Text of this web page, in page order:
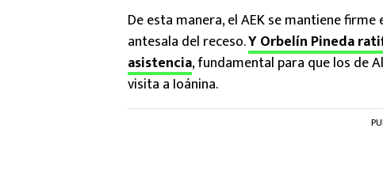
De esta manera, el AEK se mantiene
antesala del receso.Y Orbelín Pineda
asistencia, fundamental para que los de
visita a Ioánina.